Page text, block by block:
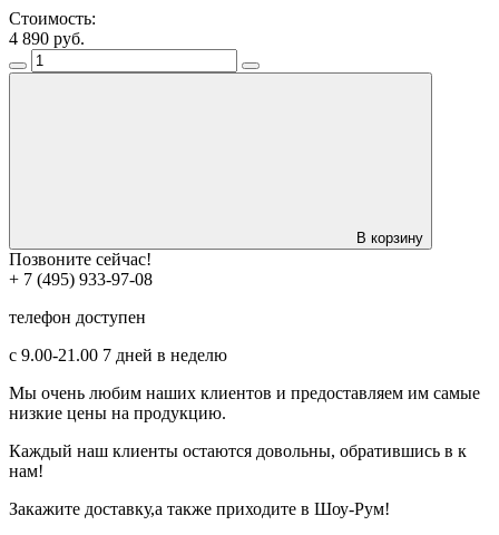
Стоимость:
4 890 руб.
В корзину
Позвоните сейчас!
+ 7 (495) 933-97-08
телефон доступен
с 9.00-21.00 7 дней в неделю
Мы очень любим наших клиентов и предоставляем им самые
низкие цены на продукцию.
Каждый наш клиенты остаются довольны, обратившись в к
нам!
Закажите доставку,а также приходите в Шоу-Рум!